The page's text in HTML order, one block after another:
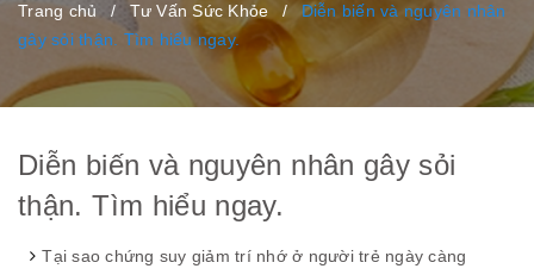
Trang chủ / Tư Vấn Sức Khỏe / Diễn biến và nguyên nhân
gây sỏi thận. Tìm hiểu ngay.
Diễn biến và nguyên nhân gây sỏi
thận. Tìm hiểu ngay.
Tại sao chứng suy giảm trí nhớ ở người trẻ ngày càng